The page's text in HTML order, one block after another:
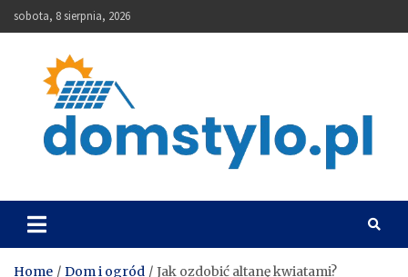
Skip
to
sobota, 8 sierpnia, 2026
DomStylo
Home Dom i ogród Jak ozdobić altanę kwiatami?